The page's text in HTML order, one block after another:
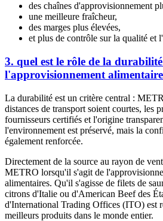
des chaînes d'approvisionnement
une meilleure fraîcheur,
des marges plus élevées,
et plus de contrôle sur la qualité et
3. quel est le rôle de la
l'approvisionnement
La durabilité est un critère central :
distances de transport soient courtes, les
fournisseurs certifiés et l'origine
l'environnement est préservé, mais la
également renforcée.
Directement de la source au rayon de
METRO lorsqu'il s'agit de
alimentaires. Qu'il s'agisse de filets de
citrons d'Italie ou d'American Beef des
d'International Trading Offices (ITO) est
meilleurs produits dans le monde entier.